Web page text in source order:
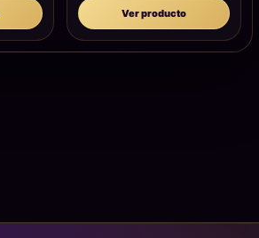
Ver producto